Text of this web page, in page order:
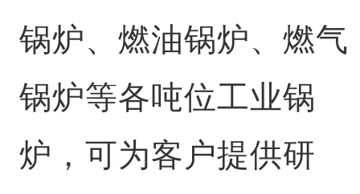
锅炉、燃油锅炉、燃气
锅炉等各吨位工业锅
炉，可为客户提供研